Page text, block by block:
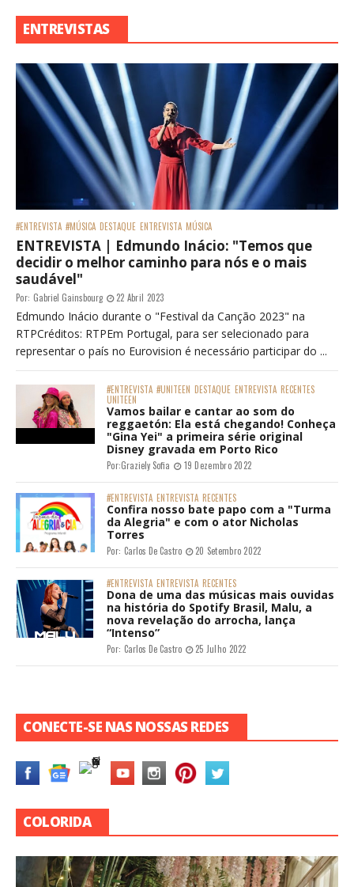
ENTREVISTAS
#ENTREVISTA #MÚSICA DESTAQUE ENTREVISTA MÚSICA
ENTREVISTA | Edmundo Inácio: "Temos que
decidir o melhor caminho para nós e o mais
saudável"
Por: Gabriel Gainsbourg 22 Abril 2023
Edmundo Inácio durante o "Festival da Canção 2023" na
RTPCréditos: RTPEm Portugal, para ser selecionado para
representar o país no Eurovision é necessário participar do ...
#ENTREVISTA #UNITEEN DESTAQUE ENTREVISTA RECENTES
UNITEEN
Vamos bailar e cantar ao som do
reggaetón: Ela está chegando! Conheça
"Gina Yei" a primeira série original
Disney gravada em Porto Rico
Por:Graziely Sofia 19 Dezembro 2022
#ENTREVISTA ENTREVISTA RECENTES
Confira nosso bate papo com a "Turma
da Alegria" e com o ator Nicholas
Torres
Por: Carlos De Castro 20 Setembro 2022
#ENTREVISTA ENTREVISTA RECENTES
Dona de uma das músicas mais ouvidas
na história do Spotify Brasil, Malu, a
nova revelação do arrocha, lança
“Intenso”
Por: Carlos De Castro 25 Julho 2022
CONECTE-SE NAS NOSSAS REDES
COLORIDA